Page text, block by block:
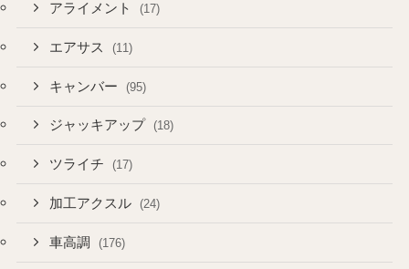
アライメント (17)
エアサス (11)
キャンバー (95)
ジャッキアップ (18)
ツライチ (17)
加工アクスル (24)
車高調 (176)